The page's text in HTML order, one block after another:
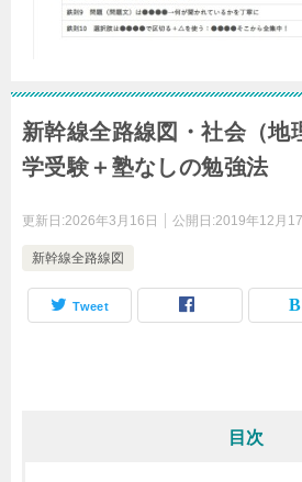
新幹線全路線図・社会（
学受験＋塾なしの勉強法
更新日:2026年3月16日 公開日:2019年12月
新幹線全路線図
Tweet
目次